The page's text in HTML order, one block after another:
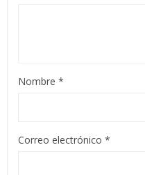
Nombre *
Correo electrónico *